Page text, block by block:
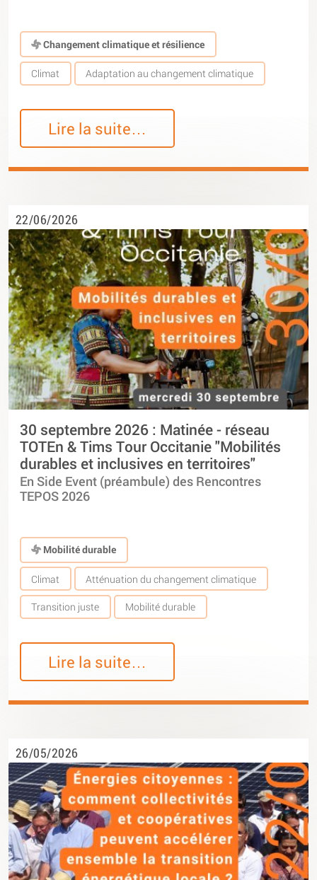
Changement climatique et résilience
Climat Adaptation au changement climatique
Lire la suite…
22/06/2026
30 septembre 2026 : Matinée - réseau
TOTEn & Tims Tour Occitanie "Mobilités
durables et inclusives en territoires"
En Side Event (préambule) des Rencontres
TEPOS 2026
Mobilité durable
Climat Atténuation du changement climatique
Transition juste Mobilité durable
Lire la suite…
26/05/2026